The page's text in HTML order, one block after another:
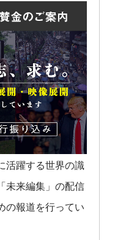
活躍する世界の識
未来編集」の配信
の報道を行ってい